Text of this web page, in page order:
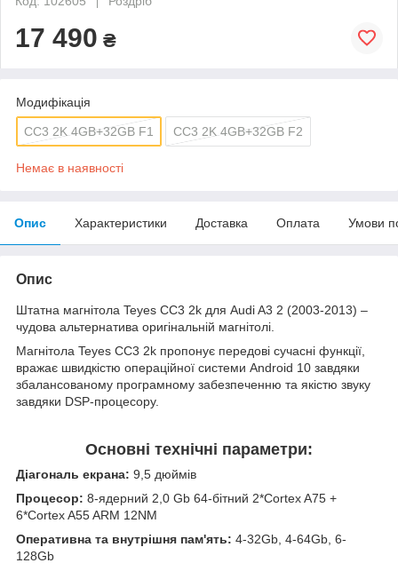
17 490 ₴
Модифікація
СС3 2K 4GB+32GB F1 СС3 2K 4GB+32GB F2
Немає в наявності
Опис Характеристики Доставка Оплата Умови
Опис
Штатна магнітола Teyes CC3 2k для Audi A3 2 (2003-2013) –
чудова альтернатива оригінальній магнітолі.
Магнітола Teyes CC3 2k пропонує передові сучасні функції,
вражає швидкістю операційної системи Android 10 завдяки
збалансованому програмному забезпеченню та якістю звуку
завдяки DSP-процесору.
Основні технічні параметри:
Діагональ екрана: 9,5 дюймів
Процесор: 8-ядерний 2,0 Gb 64-бітний 2*Cortex A75 +
6*Cortex A55 ARM 12NM
Оперативна та внутрішня пам'ять: 4-32Gb, 4-64Gb, 6-
128Gb